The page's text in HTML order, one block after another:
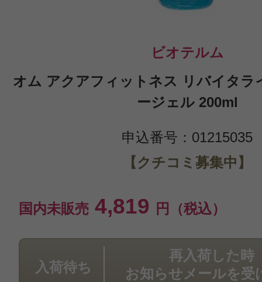
ビオテルム
オム アクアフィットネス リバイタラ
ージェル 200ml
申込番号：01215035
【クチコミ募集中】
国内未販売 4,819 円（税込）
入荷待ち
再入荷した時
お知らせメールを受